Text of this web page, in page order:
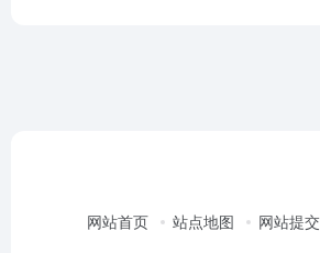
网站首页 站点地图 网站提交